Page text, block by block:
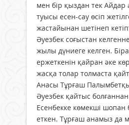
мен бір қыздан тек Айдар
туысы есен-сау өсіп
жастайынан шетінеп
Әуезбек соғыстан
жылы дүниеге келген.
ержеткенін қайран әке
жасқа толар толмаста
Анасы Тұрғаш
Әуезбек қайтыс
Есенбекке көмекші шопан
еткен. Тұрғаш анамыз да